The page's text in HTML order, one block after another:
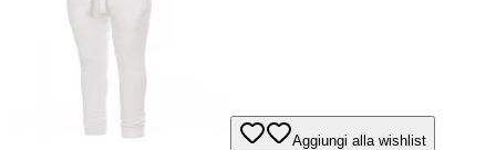
Aggiungi alla wishlist